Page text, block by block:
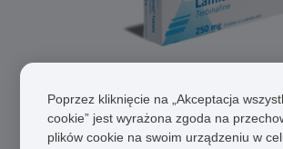
Lamisil
Terbinafiny chlorowodorek
Poprzez kliknięcie na „Akceptacja
cookie” jest wyrażona zgoda na
plików cookie na swoim urządzeniu w